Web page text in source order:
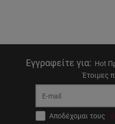
Εγγραφείτε για: Hot
Έτοιμες
Αποδέχομαι τους